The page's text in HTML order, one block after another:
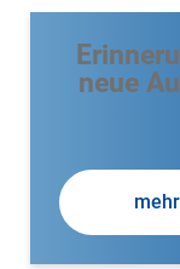
neue